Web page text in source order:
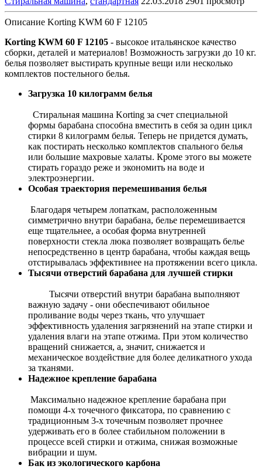
Описание Korting KWM 60 F 12105
Korting KWM 60 F 12105 - высокое итальянское качество
сборки, деталей и материалов! Возможность загрузки до 10 кг.
белья позволяет выстирать крупные вещи или несколько
комплектов постельного белья.
Загрузка 10 килограмм белья
Стиральная машина Korting за счет специальной
формы барабана способна вместить в себя за один цикл
стирки 8 килограмм белья. Теперь не придется думать,
как постирать несколько комплектов спального белья
или большие махровые халаты. Кроме этого вы можете
стирать гораздо реже и экономить на воде и
электроэнергии.
Особая траектория перемешивания белья
Благодаря четырем лопаткам, расположенным
симметрично внутри барабана, белье перемешивается
еще тщательнее, а особая форма внутренней
поверхности стекла люка позволяет возвращать белье
непосредственно в центр барабана, чтобы каждая вещь
отстирывалась эффективнее на протяжении всего цикла.
Тысячи отверстий барабана для лучшей стирки
Тысячи отверстий внутри барабана выполняют
важную задачу - они обеспечивают обильное
проливание воды через ткань, что улучшает
эффективность удаления загрязнений на этапе стирки и
удаления влаги на этапе отжима. При этом количество
вращений снижается, а, значит, снижается и
механическое воздействие для более деликатного ухода
за тканями.
Надежное крепление барабана
Максимально надежное крепление барабана при
помощи 4-х точечного фиксатора, по сравнению с
традиционным 3-х точечным позволяет прочнее
удерживать его в более стабильном положении в
процессе всей стирки и отжима, снижая возможные
вибрации и шум.
Бак из экологического карбона